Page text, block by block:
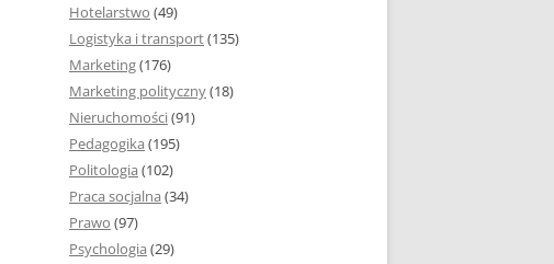
STYL PRACY DYPLOMOWEJ
SPIS TREŚCI W PRACY
DYPLOMOWEJ
WSTĘP PRACY DYPLOMOWEJ
ROZDZIAŁY I PODROZDZIAŁY
Hotelarstwo (49)
Logistyka i transport(135)
Marketing(176)
Marketing polityczny(18)
Nieruchomości(91)
Pedagogika (195)
Politologia (102)
Praca socjalna (34)
Prawo (97)
Psychologia (29)